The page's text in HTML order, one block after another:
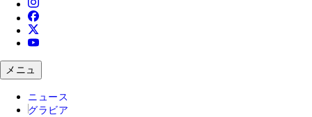
メニュ
ニュース
グラビア